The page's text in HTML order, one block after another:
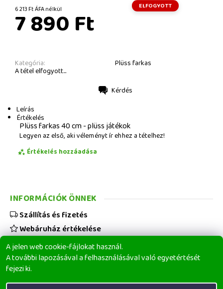
6 213 Ft ÁFA nélkül ELFOGYOTT
7 890 Ft
Kategória: Plüss farkas
A tétel elfogyott...
Kérdés
Leírás
Értékelés
Plüss farkas 40 cm - plüss játékok
Legyen az első, aki véleményt ír ehhez a tételhez!
Értékelés hozzáadása
A jelen web cookie-fájlokat használ.
A további lapozásával a felhasználásával való egyetértését
fejezi ki.
INFORMÁCIÓK ÖNNEK
Szállítás és fizetés
Webáruház értékelése
Viszonteladóknak
Üzleti feltételek
Elérhetőségeink